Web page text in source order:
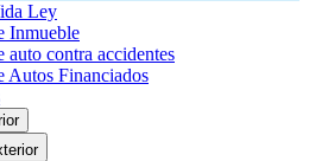
Ley
Inmueble
auto contra accidentes
Autos Financiados